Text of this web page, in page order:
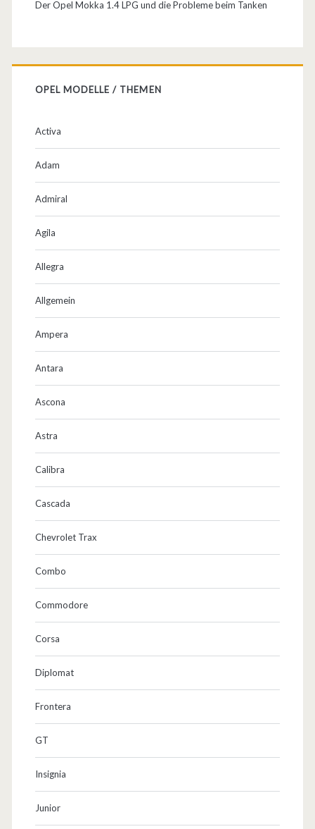
t
O
p
t
–
Z
a
Der Opel Mokka 1.4 LPG und die Probleme beim Tanken
OPEL MODELLE / THEMEN
Activa
Adam
Admiral
Agila
Allegra
Allgemein
Ampera
Antara
Ascona
Astra
Calibra
Cascada
Chevrolet Trax
Combo
Commodore
Corsa
Diplomat
Frontera
GT
Insignia
Junior